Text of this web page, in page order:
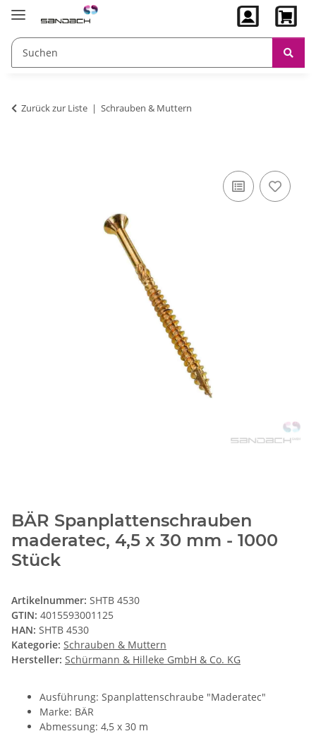
Zurück zur Liste Schrauben & Muttern
BÄR Spanplattenschrauben
maderatec, 4,5 x 30 mm - 1000
Stück
Artikelnummer: SHTB 4530
GTIN: 4015593001125
HAN: SHTB 4530
Kategorie: Schrauben & Muttern
Hersteller: Schürmann & Hilleke GmbH & Co. KG
Ausführung: Spanplattenschraube "Maderatec"
Marke: BÄR
Abmessung: 4,5 x 30 m